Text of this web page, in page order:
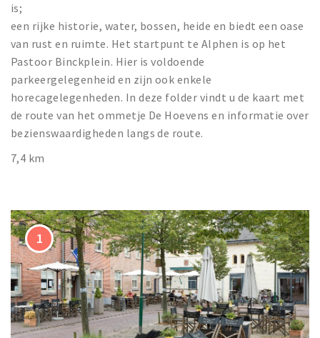
Inloggen
is;
een rijke historie, water, bossen, heide en biedt een oase
van rust en ruimte. Het startpunt te Alphen is op het
Pastoor Binckplein. Hier is voldoende
parkeergelegenheid en zijn ook enkele
horecagelegenheden. In deze folder vindt u de kaart met
de route van het ommetje De Hoevens en informatie over
bezienswaardigheden langs de route.
7,4 km